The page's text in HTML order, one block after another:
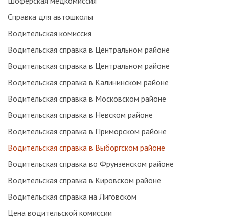
Справка для автошколы
Водительская комиссия
Водительская справка в Центральном районе
Водительская справка в Центральном районе
Водительская справка в Калининском районе
Водительская справка в Московском районе
Водительская справка в Невском районе
Водительская справка в Приморском районе
Водительская справка в Выборгском районе
Водительская справка во Фрунзенском районе
Водительская справка в Кировском районе
Водительская справка на Лиговском
Цена водительской комиссии